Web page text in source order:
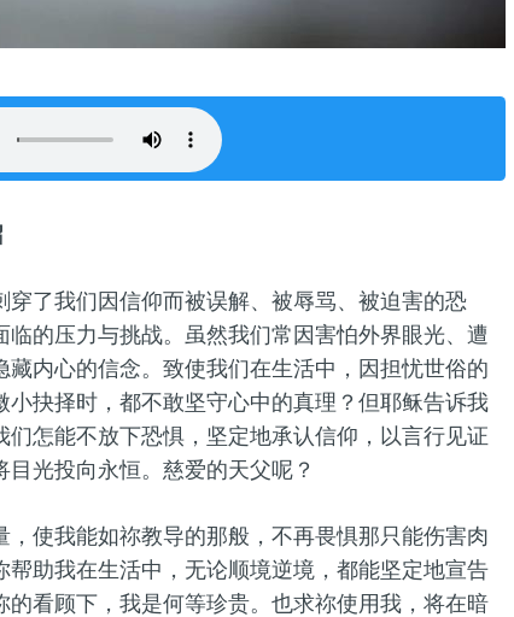
了我们因信仰而被误解、被辱骂、被迫害的恐
的压力与挑战。虽然我们常因害怕外界眼光、遭
内心的信念。致使我们在生活中，因担忧世俗的
抉择时，都不敢坚守心中的真理？但耶稣告诉我
怎能不放下恐惧，坚定地承认信仰，以言行见证
光投向永恒。慈爱的天父呢？
使我能如祢教导的那般，不再畏惧那只能伤害肉
助我在生活中，无论顺境逆境，都能坚定地宣告
看顾下，我是何等珍贵。也求祢使用我，将在暗